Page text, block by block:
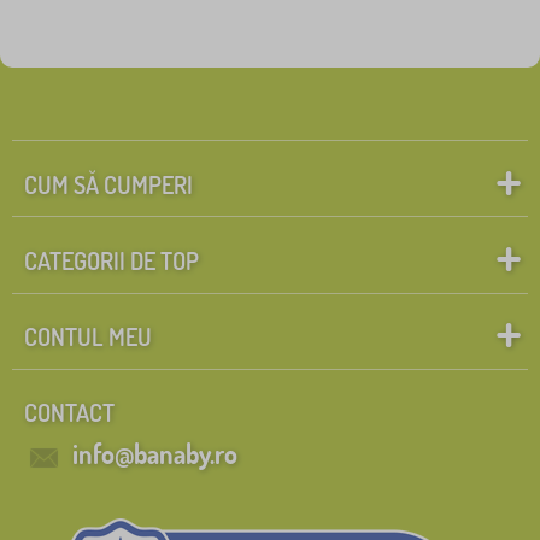
CUM SĂ CUMPERI
CATEGORII DE TOP
CONTUL MEU
CONTACT
info@banaby.ro